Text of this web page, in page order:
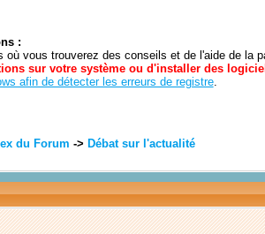
:
où vous trouverez des conseils et de l'aide de la
sur votre système ou d'installer des
afin de détecter les erreurs de registre.
du Forum -> Débat sur l'actualité